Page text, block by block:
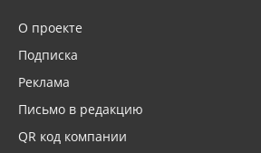
О проекте
Подписка
Реклама
Письмо в редакцию
QR код компании